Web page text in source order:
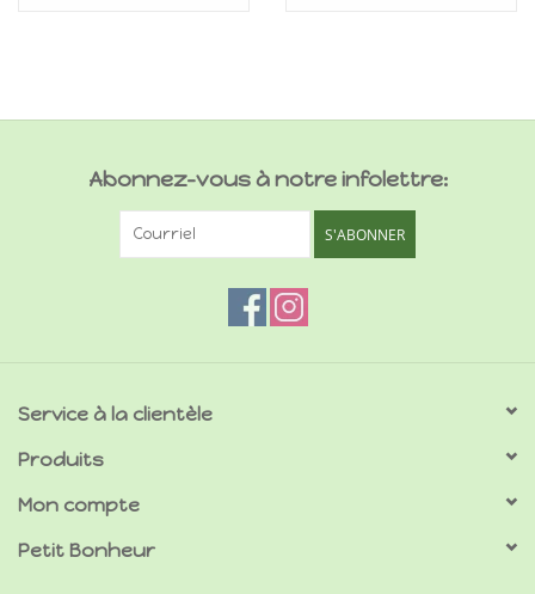
Abonnez-vous à notre infolettre:
S'ABONNER
Service à la clientèle
Produits
Mon compte
Petit Bonheur